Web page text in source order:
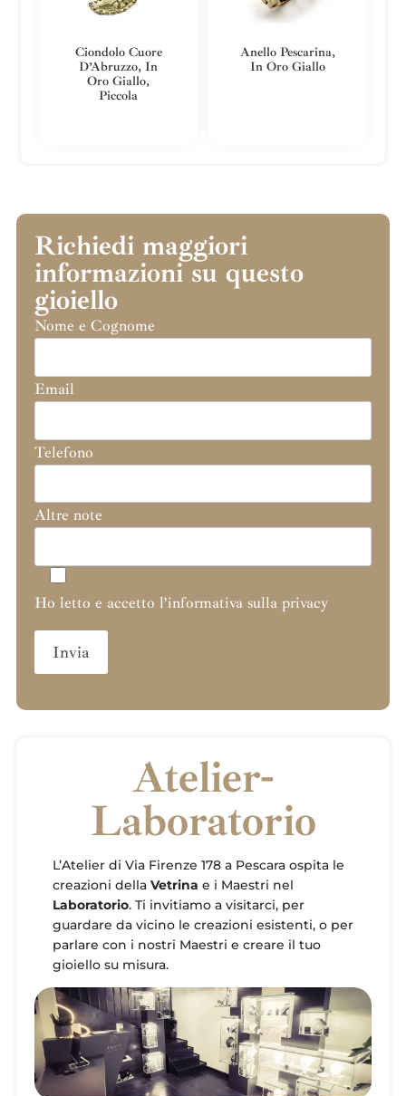
Ciondolo Cuore
D’Abruzzo, In
Oro Giallo,
Piccola
Anello Pescarina,
In Oro Giallo
Richiedi maggiori
informazioni su questo
gioiello
Nome e Cognome
Email
Telefono
Altre note
Ho letto e accetto l’informativa sulla privacy
Atelier-
Laboratorio
L’Atelier di Via Firenze 178 a Pescara ospita le
creazioni della Vetrina e i Maestri nel
Laboratorio. Ti invitiamo a visitarci, per
guardare da vicino le creazioni esistenti, o per
parlare con i nostri Maestri e creare il tuo
gioiello su misura.